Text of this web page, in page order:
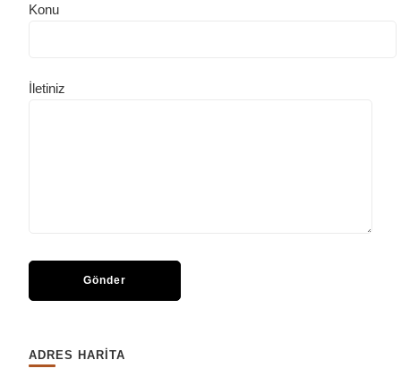
Konu
İletiniz
ADRES HARİTA